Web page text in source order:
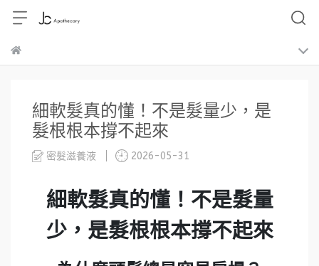
細軟髮真的懂！不是髮量少，是
髮根根本撐不起來
密髮滋養液 2026-05-31
細軟髮真的懂！不是髮量
少，是髮根根本撐不起來